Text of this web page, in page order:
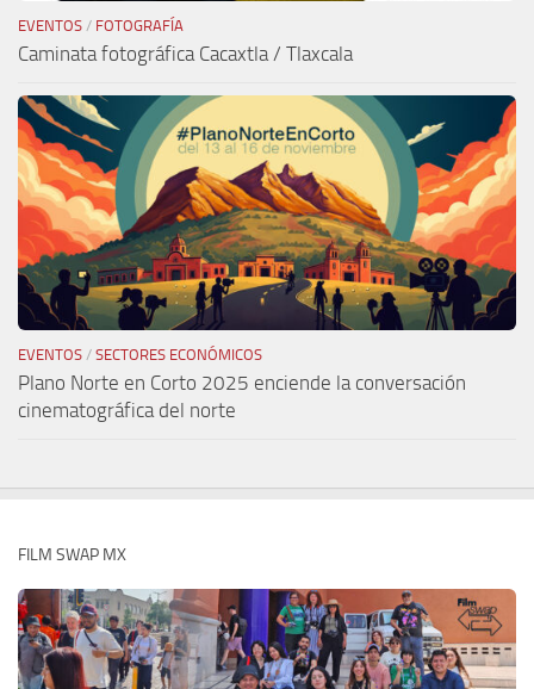
EVENTOS / FOTOGRAFÍA
Caminata fotográfica Cacaxtla / Tlaxcala
EVENTOS / SECTORES ECONÓMICOS
Plano Norte en Corto 2025 enciende la conversación
cinematográfica del norte
FILM SWAP MX